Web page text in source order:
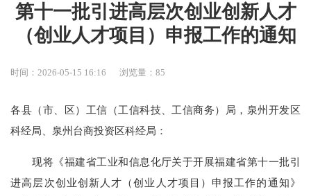
第十一批引进高层次创业创新人才
（创业人才项目）申报工作的通知
时间：2026-05-15 16:16 浏览量：85
各县（市、区）工信（工信科技、工信商务）局，泉州开发区
科经局、泉州台商投资区科经局：
现将《福建省工业和信息化厅关于开展福建省第十一批引
进高层次创业创新人才（创业人才项目）申报工作的通知》